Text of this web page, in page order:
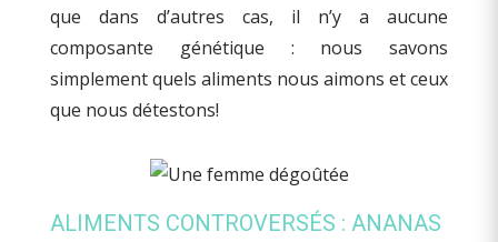
que dans d’autres cas, il n’y a aucune
composante génétique : nous savons
simplement quels aliments nous aimons et ceux
que nous détestons!
ALIMENTS CONTROVERSÉS : ANANAS